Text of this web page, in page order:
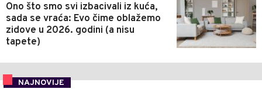
Ono što smo svi izbacivali iz kuća,
sada se vraća: Evo čime oblažemo
zidove u 2026. godini (a nisu
tapete)
NAJNOVIJE